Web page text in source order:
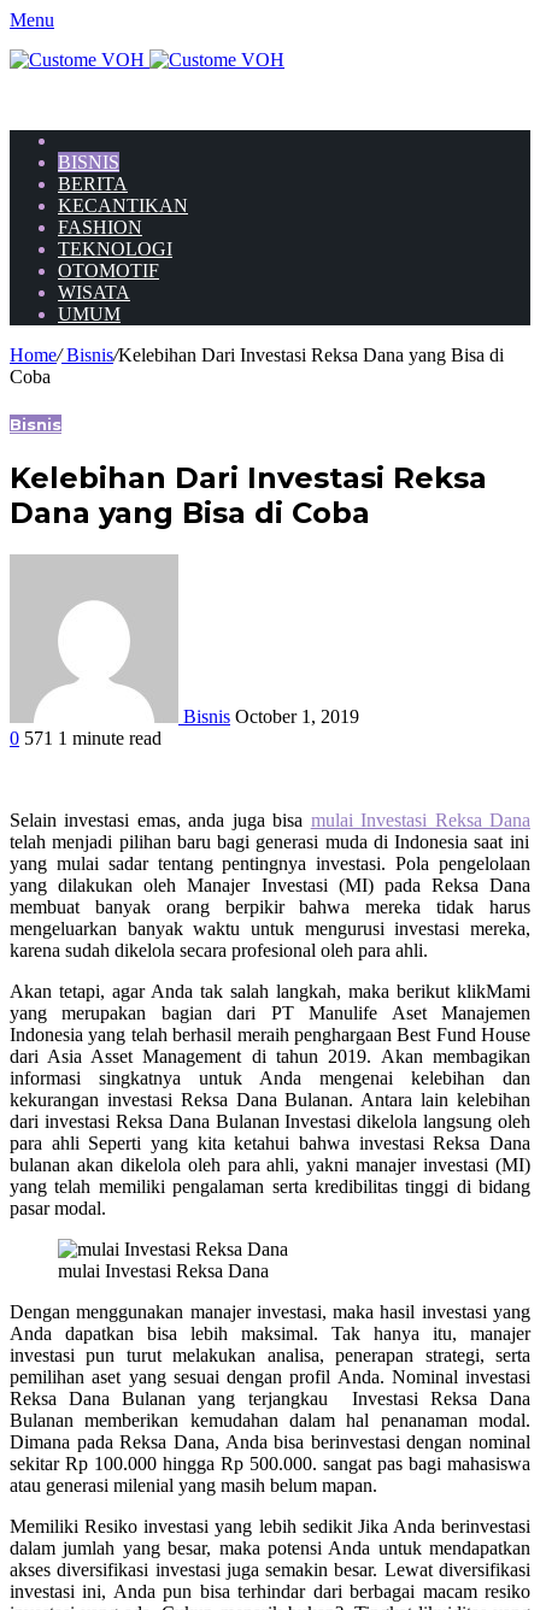
Menu
BISNIS
BERITA
KECANTIKAN
FASHION
TEKNOLOGI
OTOMOTIF
WISATA
UMUM
Home/Bisnis/Kelebihan Dari Investasi Reksa Dana yang Bisa di
Coba
Bisnis
Kelebihan Dari Investasi Reksa
Dana yang Bisa di Coba
Bisnis October 1, 2019
0 571 1 minute read
Selain investasi emas, anda juga bisa mulai Investasi Reksa Dana
telah menjadi pilihan baru bagi generasi muda di Indonesia saat ini
yang mulai sadar tentang pentingnya investasi. Pola pengelolaan
yang dilakukan oleh Manajer Investasi (MI) pada Reksa Dana
membuat banyak orang berpikir bahwa mereka tidak harus
mengeluarkan banyak waktu untuk mengurusi investasi mereka,
karena sudah dikelola secara profesional oleh para ahli.
Akan tetapi, agar Anda tak salah langkah, maka berikut klikMami
yang merupakan bagian dari PT Manulife Aset Manajemen
Indonesia yang telah berhasil meraih penghargaan Best Fund House
dari Asia Asset Management di tahun 2019. Akan membagikan
informasi singkatnya untuk Anda mengenai kelebihan dan
kekurangan investasi Reksa Dana Bulanan. Antara lain kelebihan
dari investasi Reksa Dana Bulanan Investasi dikelola langsung oleh
para ahli Seperti yang kita ketahui bahwa investasi Reksa Dana
bulanan akan dikelola oleh para ahli, yakni manajer investasi (MI)
yang telah memiliki pengalaman serta kredibilitas tinggi di bidang
pasar modal.
mulai Investasi Reksa Dana
Dengan menggunakan manajer investasi, maka hasil investasi yang
Anda dapatkan bisa lebih maksimal. Tak hanya itu, manajer
investasi pun turut melakukan analisa, penerapan strategi, serta
pemilihan aset yang sesuai dengan profil Anda. Nominal investasi
Reksa Dana Bulanan yang terjangkau Investasi Reksa Dana
Bulanan memberikan kemudahan dalam hal penanaman modal.
Dimana pada Reksa Dana, Anda bisa berinvestasi dengan nominal
sekitar Rp 100.000 hingga Rp 500.000. sangat pas bagi mahasiswa
atau generasi milenial yang masih belum mapan.
Memiliki Resiko investasi yang lebih sedikit Jika Anda berinvestasi
dalam jumlah yang besar, maka potensi Anda untuk mendapatkan
akses diversifikasi investasi juga semakin besar. Lewat diversifikasi
investasi ini, Anda pun bisa terhindar dari berbagai macam resiko